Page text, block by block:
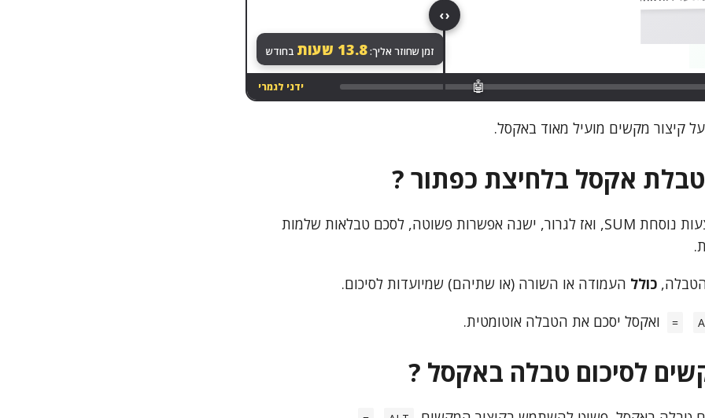
זמן שחוזר אליך:13.8 שעות בחודש
🤖 ידני לגמרי
‹ ›
קיצור מקשים מועיל מאוד באקסל.
אקסל בלחיצת כפתור ?
במקום לסכם באמצעות נוסחת SUM, ואז לגרור, ישנה אפשרות פשוטה, לסכם טבלאות שלמות
כולל העמודה או השורה (או שתיהם) שמיועדות לסיכום.
= ואקסל יסכם את הטבלה אוטומטית.
לסיכום טבלה באקסל ?